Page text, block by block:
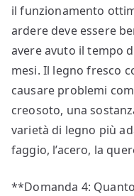
il funzionamento
ardere deve essere
avere avuto il tempo
mesi. Il legno fresco
causare problemi
creosoto, una
varietà di legno più
faggio, l’acero, la
**Domanda 4: